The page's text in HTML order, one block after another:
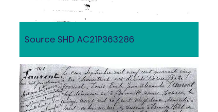
Source SHD AC21P363286